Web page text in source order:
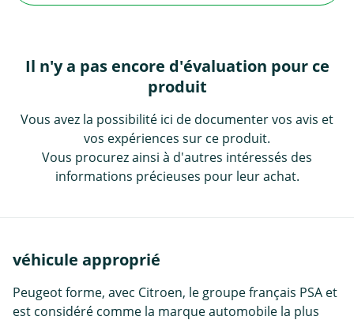
Il n'y a pas encore d'évaluation pour ce
produit
Vous avez la possibilité ici de documenter vos avis et
vos expériences sur ce produit.
Vous procurez ainsi à d'autres intéressés des
informations précieuses pour leur achat.
véhicule approprié
Peugeot forme, avec Citroen, le groupe français PSA et
est considéré comme la marque automobile la plus